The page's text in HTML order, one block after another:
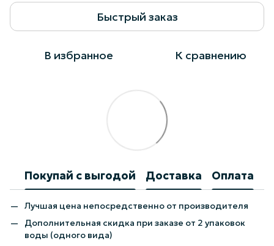
Быстрый заказ
В избранное К сравнению
Покупай с выгодой Доставка Оплата
Лучшая цена непосредственно от производителя
Дополнительная скидка при заказе от 2 упаковок
воды (одного вида)